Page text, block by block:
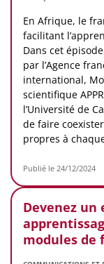
En Afrique, le
facilitant
Dans cet
par l’Agence
international,
scientifique
l’Université de
de faire
propres à
Publié le 24/12/2024
Devenez un
modules de